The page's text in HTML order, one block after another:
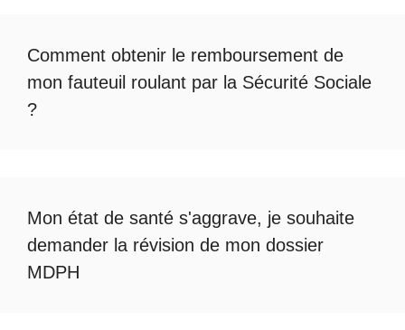
Comment obtenir le remboursement de
mon fauteuil roulant par la Sécurité Sociale
?
Mon état de santé s'aggrave, je souhaite
demander la révision de mon dossier
MDPH